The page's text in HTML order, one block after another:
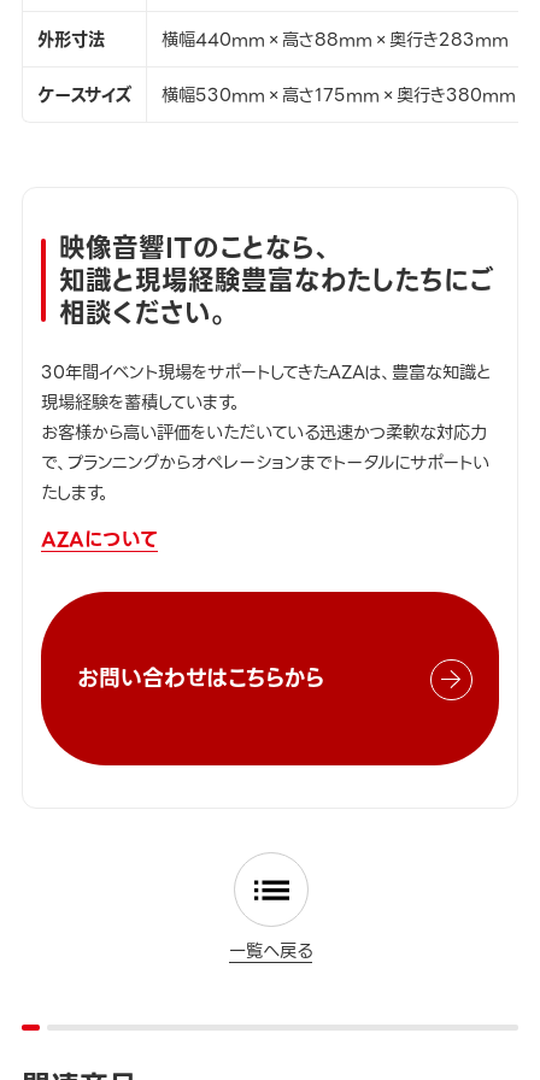
外形寸法
横幅440mm×高さ88mm×奥行き283mm
ケースサイズ
横幅530mm×高さ175mm×奥行き380mm
映像音響ITのことなら、
知識と現場経験豊富なわたしたちにご
相談ください。
30年間イベント現場をサポートしてきたAZAは、豊富な知識と
現場経験を蓄積しています。
お客様から高い評価をいただいている迅速かつ柔軟な対応力
で、プランニングからオペレーションまでトータルにサポートい
たします。
AZAについて
お問い合わせはこちらから
一覧へ戻る